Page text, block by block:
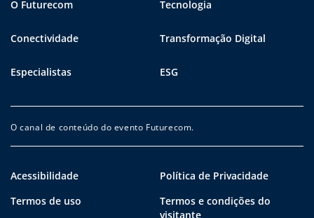
O Futurecom Tecnologia
Conectividade Transformação Digital
Especialistas ESG
O canal de conteúdo do evento Futurecom.
Acessibilidade
Política de Privacidade
Termos de uso
Termos e condições do
visitante